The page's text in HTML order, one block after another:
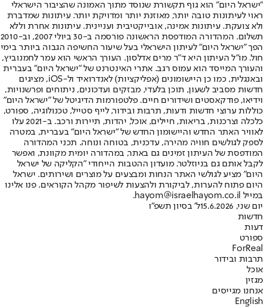
"ישראל היום" הוא גוף תקשורת שנוסד מתוך האמונה שהציבור הישראלי
ראוי לעיתונות טובה יותר, מאוזנת יותר ומדויקת יותר. עיתונות שמדברת
ולא צועקת. עיתונות אמינה, אובייקטיבית ועניינית. עיתונות אחרת וללא
תשלום. המהדורה המודפסת הראשונה פורסמה ב-30 ביולי 2007, וב-2010
הפך "ישראל היום" לעיתון הישראלי בעל שיעור החשיפה הגבוה ביותר בימי
חול. מו"ל העיתון היא ד"ר מרים אדלסון. העורך הראשי הוא עמר לחמנוביץ,
והעורך המייסד הוא עמוס רגב. אתרי האינטרנט של "ישראל היום" בעברית
ובאנגלית, כמו כן היישומונים (אפליקציות) לאנדרואיד ול-iOS, מציגים
חדשות מסביב לשעון, תוכן בלעדי, מבזקים ועדכונים, ניתוחים ופרשנויות,
וידיאו, פודקאסטים ושידורים חיים. פלטפורמות הדיגיטל של "ישראל היום"
כוללות ערוצי חדשות ודעות, תרבות ובידור, לייף סטייל, טכנולוגיה, ספורט,
כלכלה וצרכנות, בריאות, חיילים, אוכל, יהדות, תיירות ורכב. ב-2021 עלו
לאוויר האתר החדש והיישומון החדש של "ישראל היום" בעברית, במטרה
לספק לגולשים חוויה מהירה, עדכנית, בטוחה ונוחה. תכני המהדורה
המודפסת של העיתון זמינים גם באתר, במהדורה יומית מקוונת, ואפשר
לקבל אותם גם בניוזלטר. מועדון ההטבות הייחודי "הקליקה של ישראל
היום" מציע לגולשי האתר הנחות ומבצעים על מוצרים ושירותים. ישראל
היום פתוח להערות, לביקורת ולהצעות לשיפור מקהל הקוראים. פנו אלינו
במייל hayom@israelhayom.co.il.
יום שני, 15.6.2026
ל' בסיון תשפ"ו
חדשות
דעות
ספורט
ForReal
תרבות ובידור
אוכל
מגזין
אנחנו מגייסים
English